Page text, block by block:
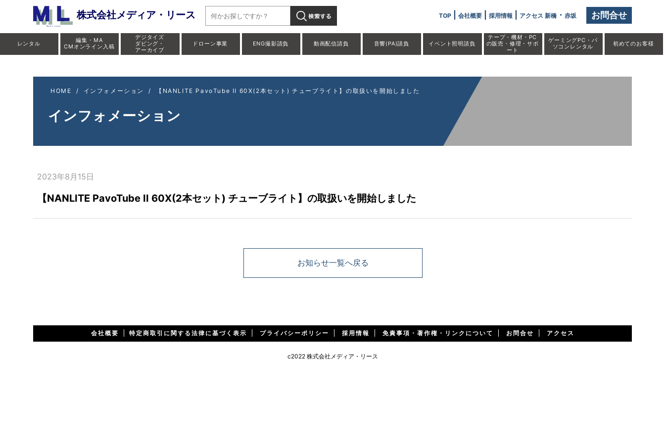
【NANLITE PavoTube II 60X(2本セット) チューブライト】の取扱いを開始しました」" />
株式会社メディア・リース お問合せ
TOP| 会社概要| 採用情報 アクセス 新橋・ 赤坂
レンタル
編集・MA
CMオンライン入稿
デジタイズ
ダビング・
アーカイブ
ドローン事業 ENG撮影請負 動画配信請負 音響(PA)請負 イベント照明請負
テープ・機材・PC
の販売・修理・サポ
ート
ゲーミングPC・パ
ソコンレンタル
初めてのお客様
HOME / インフォメーション / 【NANLITE PavoTube II 60X(2本セット) チューブライト】の取扱いを開始しました
インフォメーション
2023年8月15日
【NANLITE PavoTube II 60X(2本セット) チューブライト】の取扱いを開始しました
お知らせ一覧へ戻る
会社概要 特定商取引に関する法律に基づく表示 プライバシーポリシー 採用情報 免責事項・著作権・リンクについて お問合せ アクセス
c2022 株式会社メディア・リース